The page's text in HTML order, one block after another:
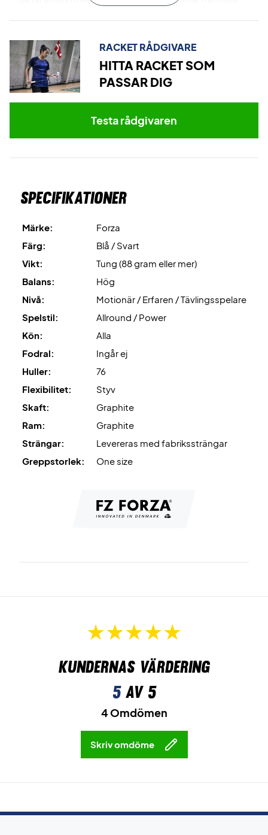
svart design
Racketen är bra för den erfarna spelaren som vill ha bra
kraft. Dessutom kommer den självklart i en cool design.
köpa till en professionell strängning för 299 SEK, så är din
racket 100% redo från start!
Expertrådgivning: För denna racket rekommenderar vi en
RACKET RÅDGIVARE
HITTA RACKET SOM
PASSAR DIG
Testa rådgivaren
Specifikationer
Märke:
Forza
Färg:
Blå / Svart
Vikt:
Tung (88 gram eller mer)
Balans:
Hög
Nivå:
Motionär / Erfaren / Tävlingsspelare
Spelstil:
Allround / Power
Kön:
Alla
Fodral:
Ingår ej
Huller:
76
Flexibilitet:
Styv
Skaft:
Graphite
Ram:
Graphite
Strängar:
Levereras med fabrikssträngar
Greppstorlek:
One size
Kundernas värdering
5av 5
4 Omdömen
Skriv omdöme